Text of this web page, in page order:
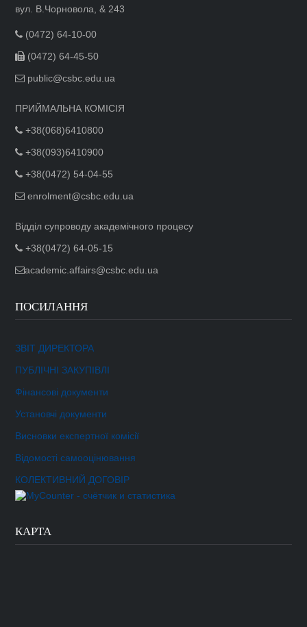
вул. В.Чорновола, & 243
(0472) 64-10-00
(0472) 64-45-50
public@csbc.edu.ua
ПРИЙМАЛЬНА КОМІСІЯ
+38(068)6410800
+38(093)6410900
+38(0472) 54-04-55
enrolment@csbc.edu.ua
Відділ супроводу академічного процесу
+38(0472) 64-05-15
academic.affairs@csbc.edu.ua
ПОСИЛАННЯ
ЗВІТ ДИРЕКТОРА
ПУБЛІЧНІ ЗАКУПІВЛІ
Фінансові документи
Установчі документи
Висновки експертної комісії
Відомості самооцінювання
КОЛЕКТИВНИЙ ДОГОВІР
КАРТА